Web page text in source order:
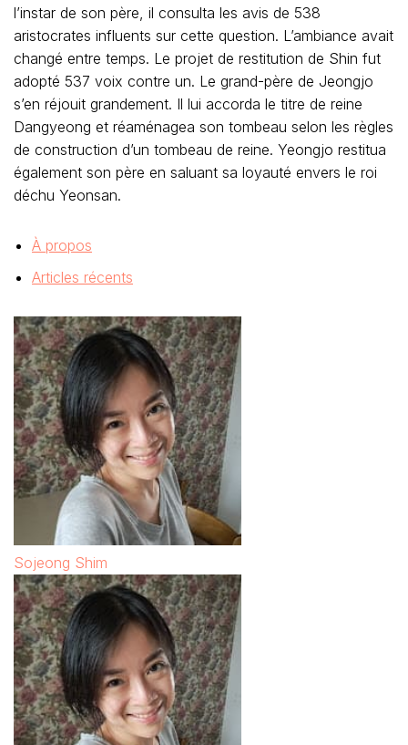
l’instar de son père, il consulta les avis de 538
aristocrates influents sur cette question. L’ambiance avait
changé entre temps. Le projet de restitution de Shin fut
adopté 537 voix contre un. Le grand-père de Jeongjo
s’en réjouit grandement. Il lui accorda le titre de reine
Dangyeong et réaménagea son tombeau selon les règles
de construction d’un tombeau de reine. Yeongjo restitua
également son père en saluant sa loyauté envers le roi
déchu Yeonsan.
À propos
Articles récents
Sojeong Shim